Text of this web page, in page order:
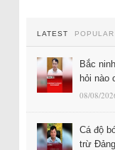
LATEST POPULAR
Bắc
hỏi nào
08/08/
Cá độ
trừ Đảng